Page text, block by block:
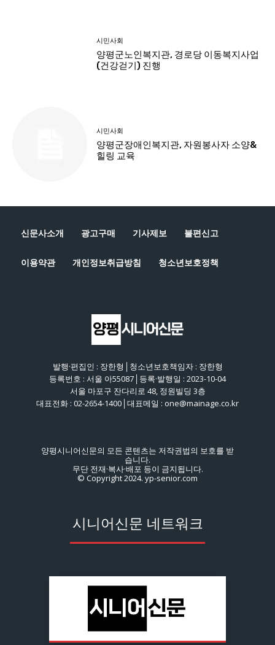
신문사소개 광고구매 기사제보 불편신고
이용약관 개인정보취급방침 청소년보호정책
발행·편집인 : 장한형│청소년보호책임자 : 장한형
등록번호 : 서울 아55087│등록·발행일 : 2023-10-04
서울 마포구 잔다리로 48, 정원빌딩 3층
대표전화 : 02-2654-1400│대표메일 : one@mainage.co.kr
양평시니어신문의 모든 콘텐츠는 저작권법의 보호를 받
습니다.
무단 전재·복사·배포 등이 금지됩니다.
© Copyright 2024. yp-senior.com
시니어신문 네트워크